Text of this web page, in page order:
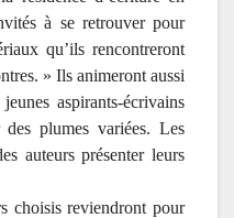
à se retrouver pour
qu’ils rencontreront
» Ils animeront aussi
aspirants-écrivains
des plumes variées. Les
auteurs présenter leurs
choisis reviendront pour